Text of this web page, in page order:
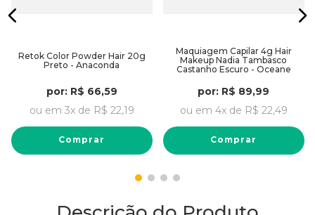
Retok Color Powder Hair 20g
Preto - Anaconda
por: R$ 66,59
ou em 3x de R$ 22,19
Comprar
Maquiagem Capilar 4g Hair
Makeup Nadia Tambasco
Castanho Escuro - Oceane
por: R$ 89,99
ou em 4x de R$ 22,49
Comprar